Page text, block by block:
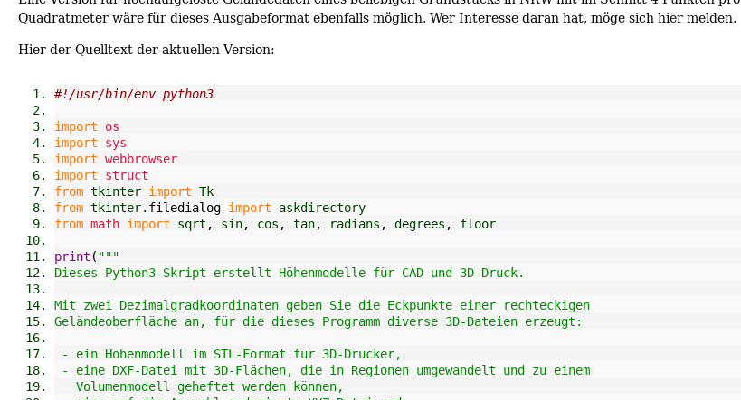
Quadratmeter wäre für dieses Ausgabeformat ebenfalls möglich. Wer Interesse daran hat, möge sich hier melden.
Hier der Quelltext der aktuellen Version:
#!/usr/bin/env python3
import
os
import
sys
import webbrowser
import
struct
from tkinter import Tk
from tkinter. filedialog import askdirectory
from math import sqrt , sin, cos , tan, radians , degrees , floor
print ( """
Dieses Python3-Skript erstellt Höhenmodelle für CAD und 3D-Druck.
Mit zwei Dezimalgradkoordinaten geben Sie die Eckpunkte einer rechteckigen
Geländeoberfläche an, für die dieses Programm diverse 3D-Dateien erzeugt:
- ein Höhenmodell im STL-Format für 3D-Drucker,
- eine DXF-Datei mit 3D-Flächen, die in Regionen umgewandelt und zu einem
   Volumenmodell geheftet werden können,